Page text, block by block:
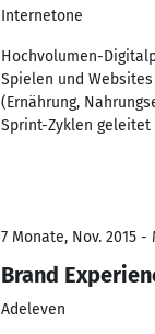
Internetone
Hochvolumen-
Spielen und
(Ernährung,
Sprint-Zyklen geleitet
7 Monate, Nov. 2015 -
Brand
Adeleven